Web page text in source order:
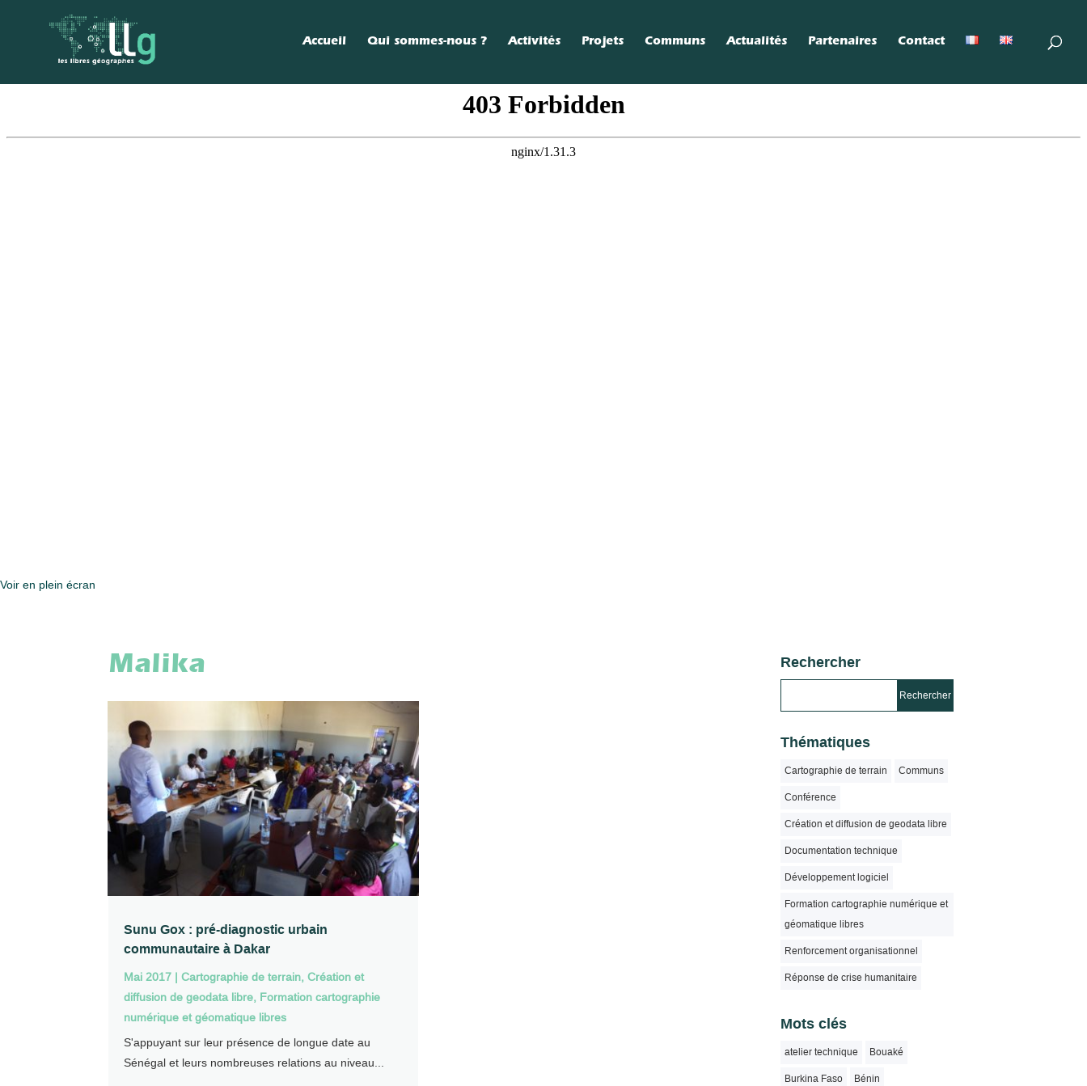
Accueil Qui sommes-nous ? Activités Projets Communs Actualités Partenaires Contact
Voir en plein écran
Malika
Sunu Gox : pré-diagnostic urbain
communautaire à Dakar
Mai 2017 |Cartographie de terrain,Création et
diffusion de geodata libre, Formation cartographie
numérique et géomatique libres
S'appuyant sur leur présence de longue date au
Sénégal et leurs nombreuses relations au niveau...
Rechercher
Thématiques
Cartographie de terrain Communs
Conférence
Création et diffusion de geodata libre
Documentation technique
Développement logiciel
Formation cartographie numérique et
géomatique libres
Renforcement organisationnel
Réponse de crise humanitaire
Mots clés
atelier technique Bouaké
Burkina Faso Bénin